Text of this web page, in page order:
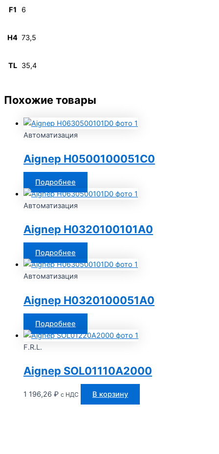
F1 6
H4 73,5
TL 35,4
Похожие товары
Автоматизация
Aignep H0500100051C0
Подробнее
Автоматизация
Aignep H0320100101A0
Подробнее
Автоматизация
Aignep H0320100051A0
Подробнее
F.R.L.
Aignep SOL01110A2000
1 196,26 ₽ с НДС В корзину